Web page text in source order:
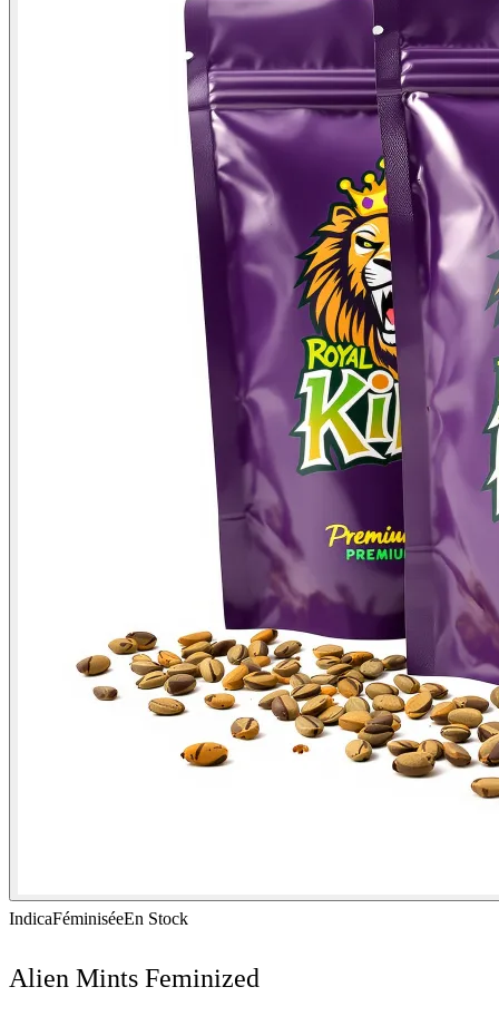
IndicaFéminiséeEn Stock
Alien Mints Feminized